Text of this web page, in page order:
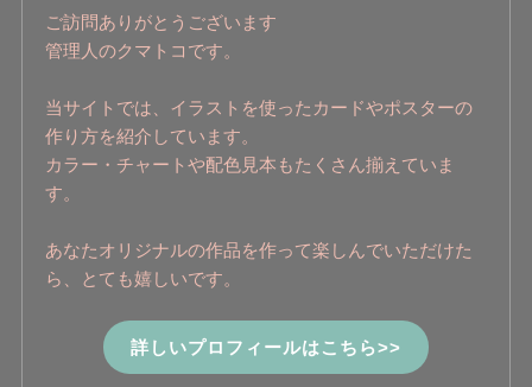
ご訪問ありがとうございます
管理人のクマトコです。
当サイトでは、イラストを使ったカードやポスターの
作り方を紹介しています。
カラー・チャートや配色見本もたくさん揃えていま
す。
あなたオリジナルの作品を作って楽しんでいただけた
ら、とても嬉しいです。
詳しいプロフィールはこちら>>